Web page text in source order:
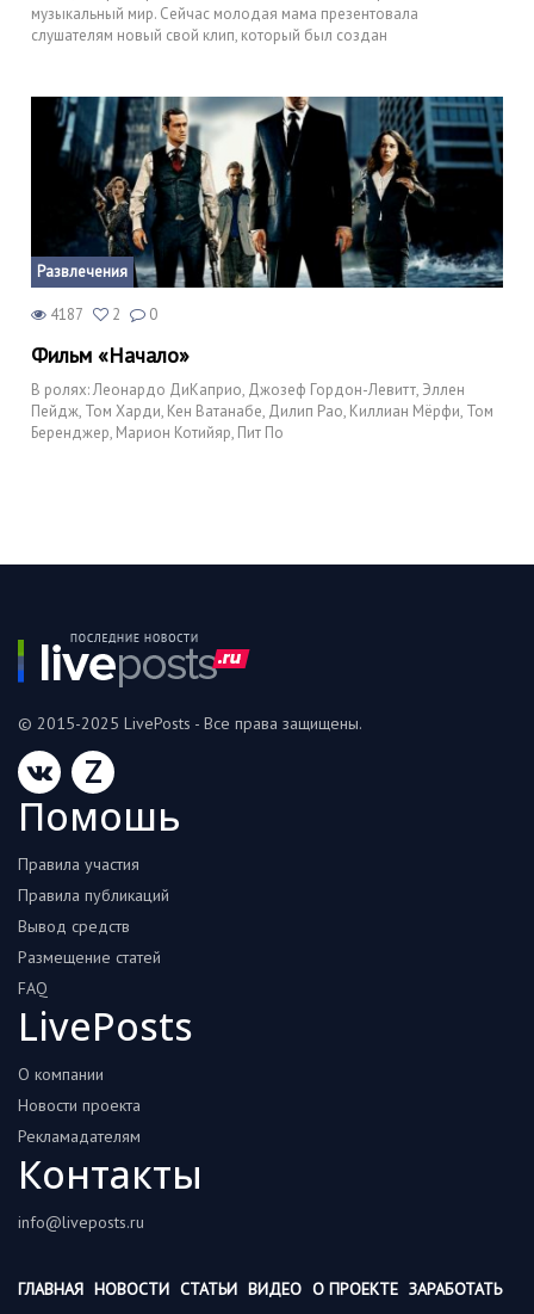
музыкальный мир. Сейчас молодая мама презентовала
слушателям новый свой клип, который был создан
Развлечения
4187 2 0
Фильм «Начало»
В ролях: Леонардо ДиКаприо, Джозеф Гордон-Левитт, Эллен
Пейдж, Том Харди, Кен Ватанабе, Дилип Рао, Киллиан Мёрфи, Том
Беренджер, Марион Котийяр, Пит По
© 2015-2025 LivePosts - Все права защищены.
Z
Помошь
Правила участия
Правила публикаций
Вывод средств
Размещение статей
FAQ
LivePosts
О компании
Новости проекта
Рекламадателям
Контакты
info@liveposts.ru
ГЛАВНАЯ НОВОСТИ СТАТЬИ ВИДЕО О ПРОЕКТЕ ЗАРАБОТАТЬ